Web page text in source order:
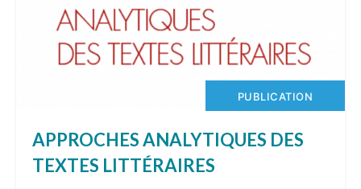
PUBLICATION
APPROCHES ANALYTIQUES DES
TEXTES LITTÉRAIRES